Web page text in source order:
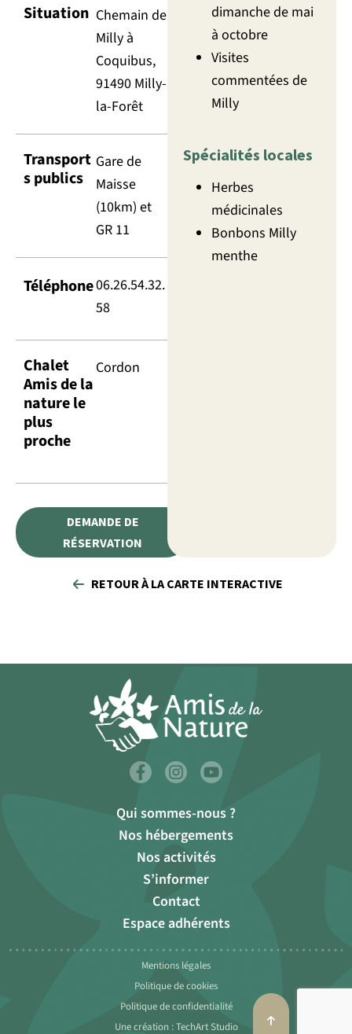
Situation Chemain de
Milly à
Coquibus,
91490 Milly-
la-Forêt
Transport
s publics
Gare de
Maisse
(10km) et
GR 11
Téléphone06.26.54.32.
58
Chalet
Amis de la
nature le
plus
proche
Cordon
DEMANDE DE
RÉSERVATION
dimanche de mai
à octobre
Visites
commentées de
Milly
Spécialités locales
Herbes
médicinales
Bonbons Milly
menthe
RETOUR À LA CARTE INTERACTIVE
Qui sommes-nous ?
Nos hébergements
Nos activités
S’informer
Contact
Espace adhérents
Mentions légales
Politique de cookies
Politique de confidentialité
Une création : TechArt Studio